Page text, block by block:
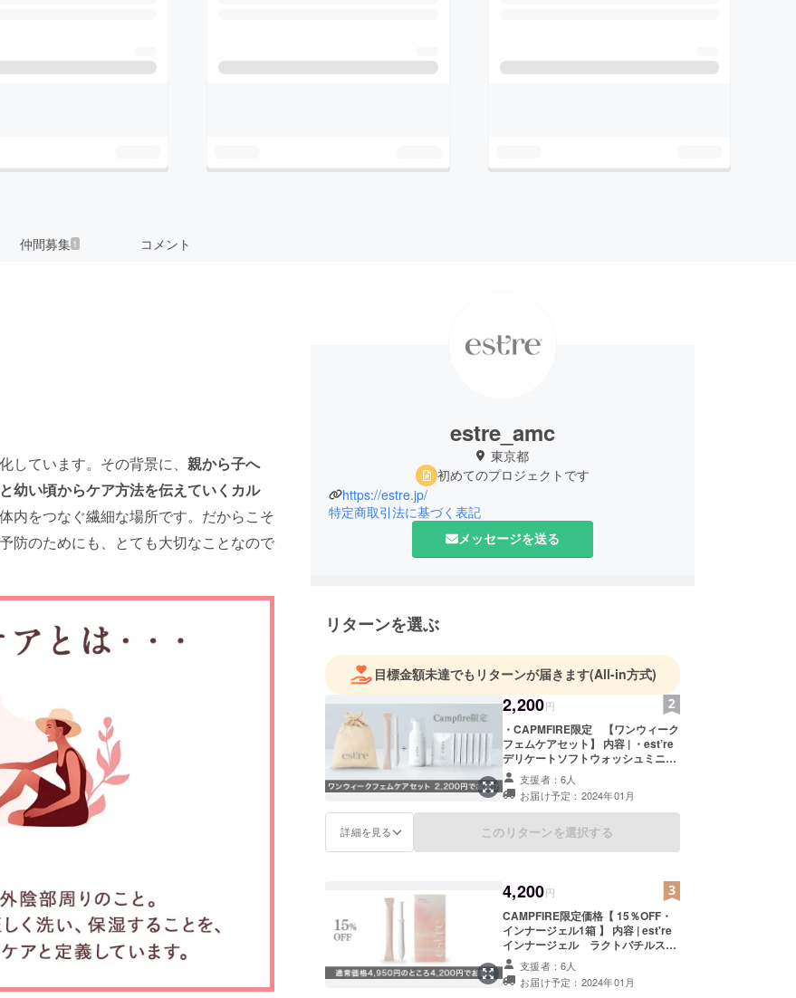
仲間募集 1 コメント
ています。その背景に、 親から子へ
幼い頃からケア方法を伝えていくカル
内をつなぐ繊細な場所です。だからこそ
防のためにも、とても大切なことなので
estre_amc
東京都
初めてのプロジェクトです
https://estre.jp/
特定商取引法に基づく表記
メッセージを送る
リターンを選ぶ
目標金額未達でもリターンが届きます(All-in方式)
2,200円
・CAPMFIRE限定 【ワンウィーク
フェムケアセット】 内容 | ・est’re
デリケートソフトウォッシュミニボ
トル1本・est’reデリケートソフト
ジェルクリーム７回分・est’reイン
ナージェルラクトバチルス乳酸菌配
合 1本 ・CAPMFIRE限定価格
2,200円（税込） まずは試してみた
付。友人、ご家族、大切な人へのプ
レゼントにも。毎日続けているフェ
ムゾーンケアを、旅行先でも行いた
い、というお客様の声から生まれた
セットです。 ＊送料込み ＊2023年
12月頃より順次発送を予定していま
す ＊弊社は化粧品の製造販売業許可
を保持しています。 ＊デリケートソ
支援者：6人
お届け予定：2024年01月
詳細を見る このリターンを選択する
4,200円
CAMPFIRE限定価格【 15％OFF・
インナージェル1箱 】 内容 | est're
インナージェル ラクトバチルス乳
酸菌配合 1箱 定価 4,950円（税
込）のところ、 15%OFFの 4,200円
（税込）にてお届けします。 ＊送料
支援者：6人
お届け予定：2024年01月